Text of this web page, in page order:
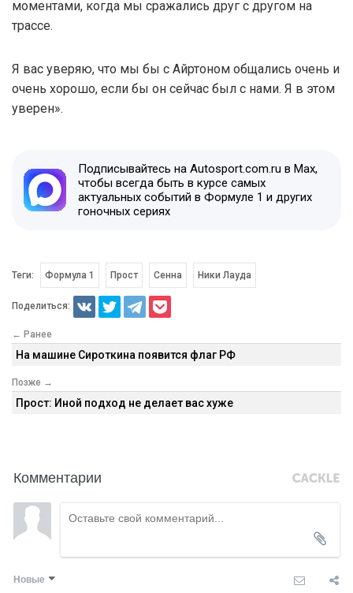
моментами, когда мы сражались друг с другом на
трассе.
Я вас уверяю, что мы бы с Айртоном общались очень и
очень хорошо, если бы он сейчас был с нами. Я в этом
уверен».
Подписывайтесь на Autosport.com.ru в Max,
чтобы всегда быть в курсе самых
актуальных событий в Формуле 1 и других
гоночных сериях
Теги: Формула 1 Прост Сенна Ники Лауда
Поделиться:
← Ранее
На машине Сироткина появится флаг РФ
Позже →
Прост: Иной подход не делает вас хуже
Комментарии
Новые